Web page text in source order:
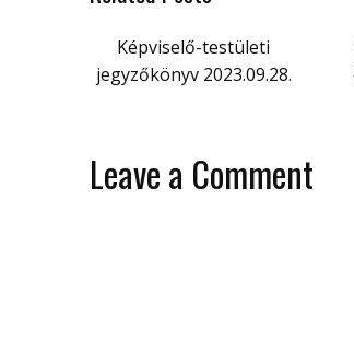
Képviselő-testületi
jegyzőkönyv 2023.09.28.
Leave a Comment